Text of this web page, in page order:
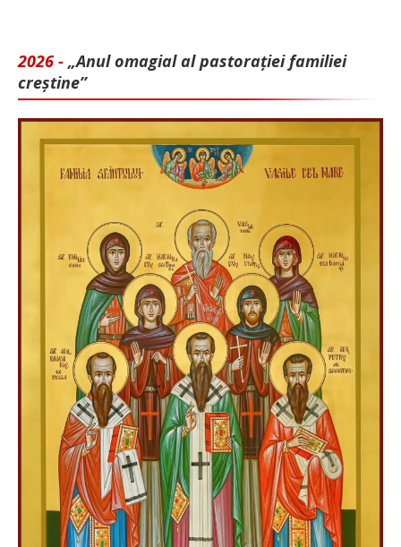
2026 - „Anul omagial al pastorației familiei
creștine”